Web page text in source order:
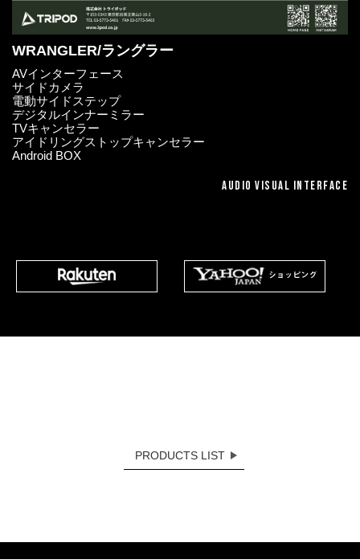
WRANGLER/ラングラー
AVインターフェース
サイドカメラ
電動サイドステップ
デジタルインナーミラー
TVキャンセラー
アイドリングストップキャンセラー
Android BOX
AUDIO VISUAL INTERFACE
PRODUCTS LIST